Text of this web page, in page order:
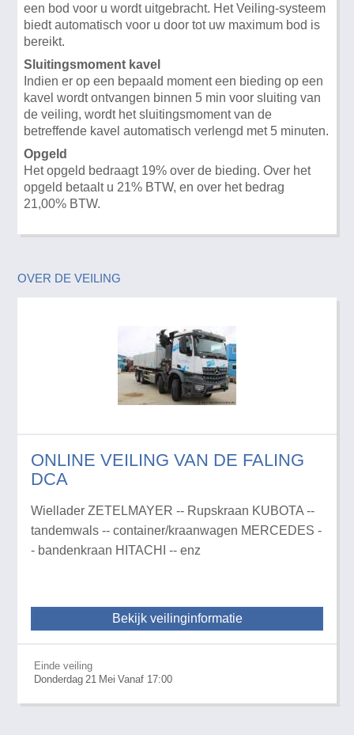
een bod voor u wordt uitgebracht. Het Veiling-systeem
biedt automatisch voor u door tot uw maximum bod is
bereikt.
Sluitingsmoment kavel
Indien er op een bepaald moment een bieding op een
kavel wordt ontvangen binnen 5 min voor sluiting van
de veiling, wordt het sluitingsmoment van de
betreffende kavel automatisch verlengd met 5 minuten.
Opgeld
Het opgeld bedraagt 19% over de bieding. Over het
opgeld betaalt u 21% BTW, en over het bedrag
21,00% BTW.
OVER DE VEILING
ONLINE VEILING VAN DE FALING
DCA
Wiellader ZETELMAYER -- Rupskraan KUBOTA --
tandemwals -- container/kraanwagen MERCEDES -
- bandenkraan HITACHI -- enz
Bekijk veilinginformatie
Einde veiling
Donderdag 21 Mei Vanaf 17:00